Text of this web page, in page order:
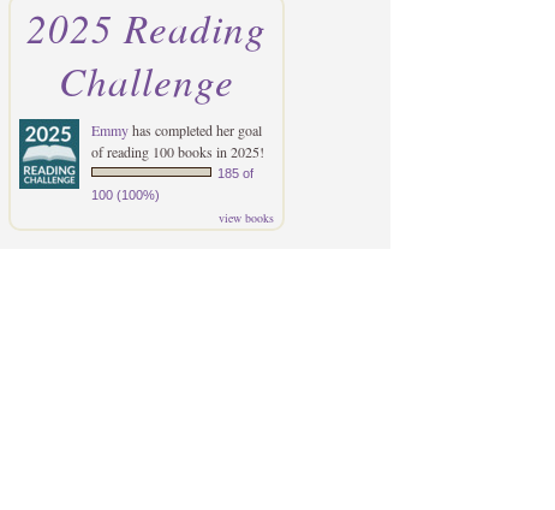
2025 Reading
Challenge
Emmyhas completed her goal
of reading 100 books in 2025!
185 of
100 (100%)
view books